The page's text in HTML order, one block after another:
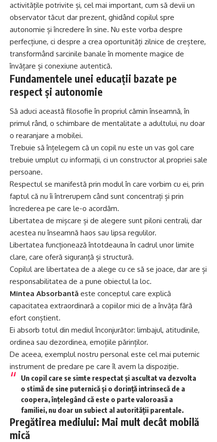
activitățile potrivite și, cel mai important, cum să devii un
observator tăcut dar prezent, ghidând copilul spre
autonomie și încredere în sine. Nu este vorba despre
perfecțiune, ci despre a crea oportunități zilnice de creștere,
transformând sarcinile banale în momente magice de
învățare și conexiune autentică.
Fundamentele unei educații bazate pe
respect și autonomie
Să aduci această filosofie în propriul cămin înseamnă, în
primul rând, o schimbare de mentalitate a adultului, nu doar
o rearanjare a mobilei.
Trebuie să înțelegem că un copil nu este un vas gol care
trebuie umplut cu informații, ci un constructor al propriei sale
persoane.
Respectul se manifestă prin modul în care vorbim cu ei, prin
faptul că nu îi întrerupem când sunt concentrați și prin
încrederea pe care le-o acordăm.
Libertatea de mișcare și de alegere sunt piloni centrali, dar
acestea nu înseamnă haos sau lipsa regulilor.
Libertatea funcționează întotdeauna în cadrul unor limite
clare, care oferă siguranță și structură.
Copilul are libertatea de a alege cu ce să se joace, dar are și
responsabilitatea de a pune obiectul la loc.
Mintea Absorbantă este conceptul care explică
capacitatea extraordinară a copiilor mici de a învăța fără
efort conștient.
Ei absorb totul din mediul înconjurător: limbajul, atitudinile,
ordinea sau dezordinea, emoțiile părinților.
De aceea, exemplul nostru personal este cel mai puternic
instrument de predare pe care îl avem la dispoziție.
Un copil care se simte respectat și ascultat va dezvolta
o stimă de sine puternică și o dorință intrinsecă de a
coopera, înțelegând că este o parte valoroasă a
familiei, nu doar un subiect al autorității parentale.
Pregătirea mediului: Mai mult decât mobilă
mică